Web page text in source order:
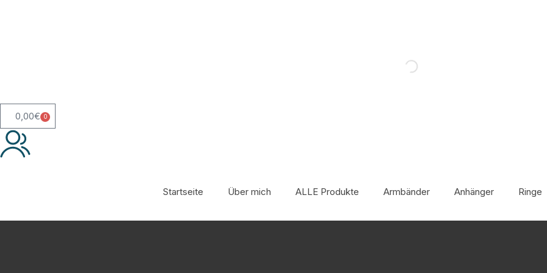
0,00€ 0
Startseite Über mich ALLE Produkte Armbänder Anhänger Ringe